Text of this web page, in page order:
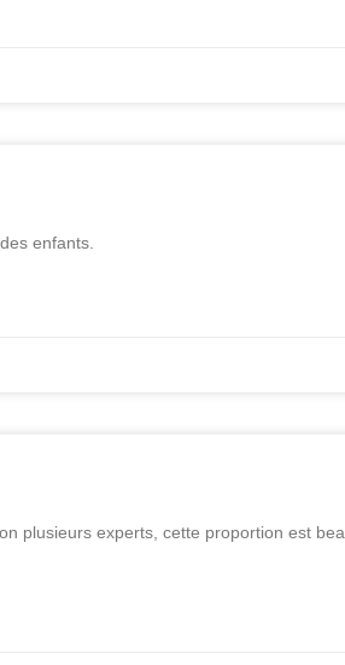
enfants.
plusieurs experts, cette proportion est